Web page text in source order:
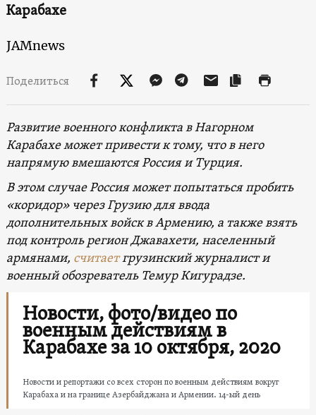
Карабахе
JAMnews
Поделиться
Развитие военного конфликта в Нагорном
Карабахе может привести к тому, что в него
напрямую вмешаются Россия и Турция.
В этом случае Россия может попытаться пробить
«коридор» через Грузию для ввода
дополнительных войск в Армению, а также взять
под контроль регион Джавахети, населенный
армянами, считаетгрузинский журналист и
военный обозреватель Темур Кигурадзе.
Новости, фото/видео по
военным действиям в
Карабахе за 10 октября, 2020
Новости и репортажи со всех сторон по военным действиям вокруг
Карабаха и на границе Азербайджана и Армении. 14-ый день